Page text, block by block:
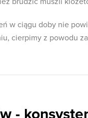
w ciągu doby nie
cierpimy z powodu
-